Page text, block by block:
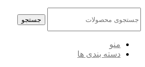
جستجو
منو
دسته بندی ها